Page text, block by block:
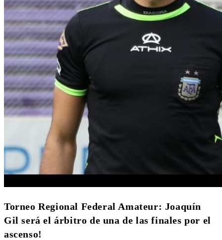
Torneo Regional Federal Amateur: Joaquín
Gil será el árbitro de una de las finales por el
ascenso!